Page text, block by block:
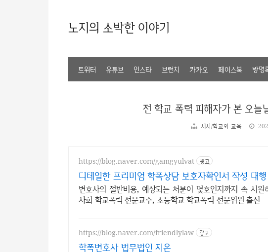
노지의 소박한 이야기
트위터 유튜브 인스타 브런치 카카오 페이스북 방명
전 학교 폭력 피해자가 본 오늘
시사/학교와 교육
https://blog.naver.com/gamgyulvat 광고
디테일한 프리미엄 학폭상담 보호자확인서 작성 대
변호사의 절반비용, 예상되는 처분이 몇호인지까지 속 시
사회 학교폭력 전문교수, 초등학교 학교폭력 전문위원 출신
https://blog.naver.com/friendlylaw 광고
학폭변호사 법무법인 지온